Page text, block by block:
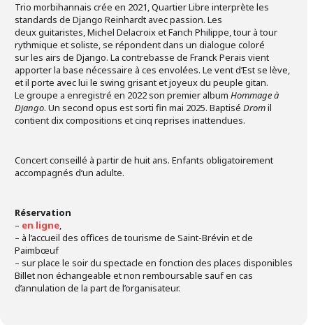
Trio morbihannais crée en 2021, Quartier Libre interprète les
standards de Django Reinhardt avec passion. Les
deux guitaristes, Michel Delacroix et Fanch Philippe, tour à tour
rythmique et soliste, se répondent dans un dialogue coloré
sur les airs de Django. La contrebasse de Franck Perais vient
apporter la base nécessaire à ces envolées. Le vent d’Est se lève,
et il porte avec lui le swing grisant et joyeux du peuple gitan.
Le groupe a enregistré en 2022 son premier album Hommage à
Django. Un second opus est sorti fin mai 2025. Baptisé Dromil
contient dix compositions et cinq reprises inattendues.
Concert conseillé à partir de huit ans. Enfants obligatoirement
accompagnés d’un adulte.
Réservation
– en ligne,
– à l’accueil des offices de tourisme de Saint-Brévin et de
Paimbœuf
– sur place le soir du spectacle en fonction des places disponibles
Billet non échangeable et non remboursable sauf en cas
d’annulation de la part de l’organisateur.